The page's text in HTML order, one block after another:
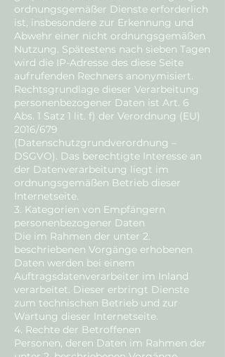
ordnungsgemäßer Dienste erforderlich
ist, insbesondere zur Erkennung und
Abwehr einer nicht ordnungsgemäßen
Nutzung. Spätestens nach sieben Tagen
wird die IP-Adresse des diese Seite
aufrufenden Rechners anonymisiert.
Rechtsgrundlage dieser Verarbeitung
personenbezogener Daten ist Art. 6
Abs. 1 Satz 1 lit. f) der Verordnung (EU)
2016/679
(Datenschutzgrundverordnung –
DSGVO). Das berechtigte Interesse an
der Datenverarbeitung liegt im
ordnungsgemäßen Betrieb dieser
Internetseite.
3. Kategorien von Empfängern
personenbezogener Daten
Die im Rahmen der unter 2.
beschriebenen Vorgänge erhobenen
Daten werden bei einem
Auftragsdatenverarbeiter im Inland
verarbeitet. Dieser erbringt Dienste
zum technischen Betrieb und zur
Wartung dieser Internetseite.
4. Rechte der Betroffenen
Personen, deren Daten im Rahmen der